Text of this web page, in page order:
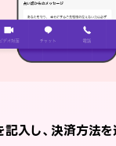
記入し、決済方法